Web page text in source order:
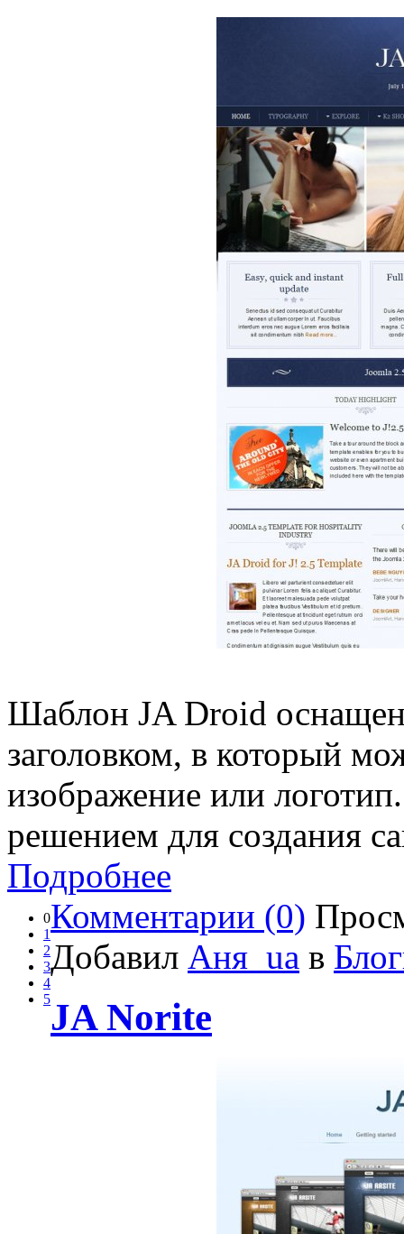
Шаблон JA Droid
заголовком, в который
изображение или
решением для создания
Подробнее
0
1
2
3
4
5
Комментарии (0)
Добавил Аня_ua в
JA Norite